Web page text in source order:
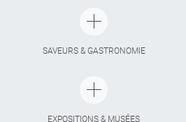
SAVEURS & GASTRONOMIE
EXPOSITIONS & MUSÉES